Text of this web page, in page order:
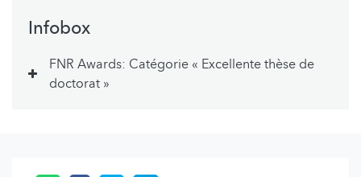
Infobox
FNR Awards: Catégorie « Excellente thèse de
doctorat »